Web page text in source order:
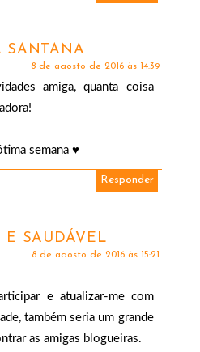
SANTANA
8 de agosto de 2016 às 14:39
amiga, quanta coisa
semana ♥
Responder
E SAUDÁVEL
8 de agosto de 2016 às 15:21
e atualizar-me com
também seria um grande
as amigas blogueiras.